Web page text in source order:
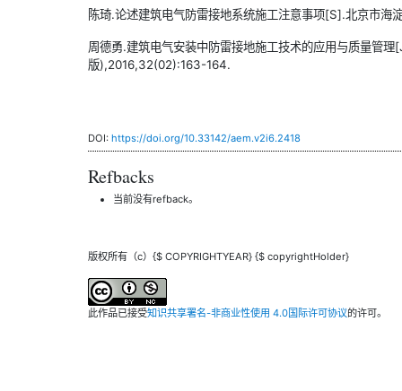
陈琦.论述建筑电气防雷接地系统施工注意事项[S].北京市海
周德勇.建筑电气安装中防雷接地施工技术的应用与质量管
版),2016,32(02):163-164.
DOI: https://doi.org/10.33142/aem.v2i6.2418
Refbacks
当前没有refback。
版权所有（c）{$ COPYRIGHTYEAR} {$ copyrightHolder}
此作品已接受知识共享署名-非商业性使用 4.0国际许可协议的许可。